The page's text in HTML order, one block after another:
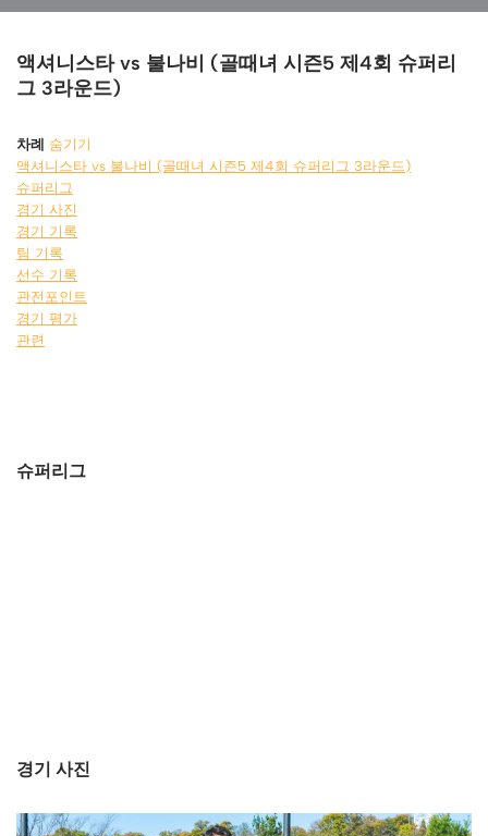
액셔니스타 vs 불나비 (골때녀 시즌5 제4회 슈퍼리
그 3라운드)
차례
숨기기
액셔니스타 vs 불나비 (골때녀 시즌5 제4회 슈퍼리그 3라운드)
슈퍼리그
경기 사진
경기 기록
팀 기록
선수 기록
관전포인트
경기 평가
관련
슈퍼리그
경기 사진